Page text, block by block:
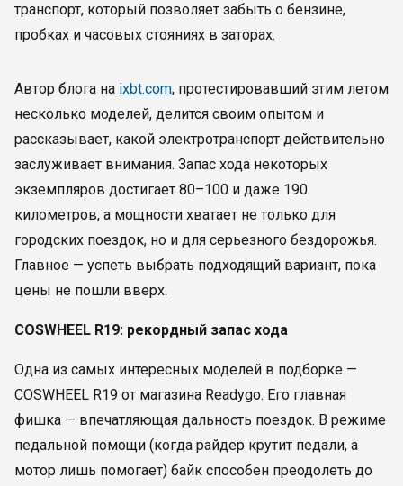
транспорт, который позволяет забыть о бензине,
пробках и часовых стояниях в заторах.
Автор блога на ixbt.com, протестировавший этим летом
несколько моделей, делится своим опытом и
рассказывает, какой электротранспорт действительно
заслуживает внимания. Запас хода некоторых
экземпляров достигает 80–100 и даже 190
километров, а мощности хватает не только для
городских поездок, но и для серьезного бездорожья.
Главное — успеть выбрать подходящий вариант, пока
цены не пошли вверх.
COSWHEEL R19: рекордный запас хода
Одна из самых интересных моделей в подборке —
COSWHEEL R19 от магазина Readygo. Его главная
фишка — впечатляющая дальность поездок. В режиме
педальной помощи (когда райдер крутит педали, а
мотор лишь помогает) байк способен преодолеть до